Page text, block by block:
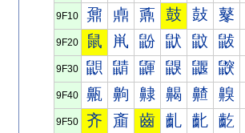
9F10 鼐 鼑 鼒 鼓 鼔 鼕
9F20 鼠 鼡 鼢 鼣 鼤 鼥
9F30 鼰 鼱 鼲 鼳 鼴 鼵
9F40 齀 齁 齂 齃 齄 齅
9F50 齐 齑 齒 齓 齔 齕